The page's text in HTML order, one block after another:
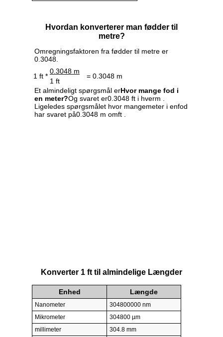
Hvordan konverterer man fødder til
metre?
Omregningsfaktoren fra fødder til metre er
0.3048.
1 ft *
0.3048 m
= 0.3048 m
1 ft
Et almindeligt spørgsmål erHvor mange fod i
en meter?Og svaret er0.3048 ft i hverm .
Ligeledes spørgsmålet hvor mangemeter i enfod
har svaret på0.3048 m omft .
Konverter 1 ft til almindelige Længder
Enhed Længde
Nanometer
304800000 nm
Mikrometer
304800 µm
millimeter
304.8 mm